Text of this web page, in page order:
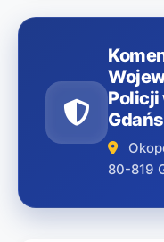
Policji
80-819